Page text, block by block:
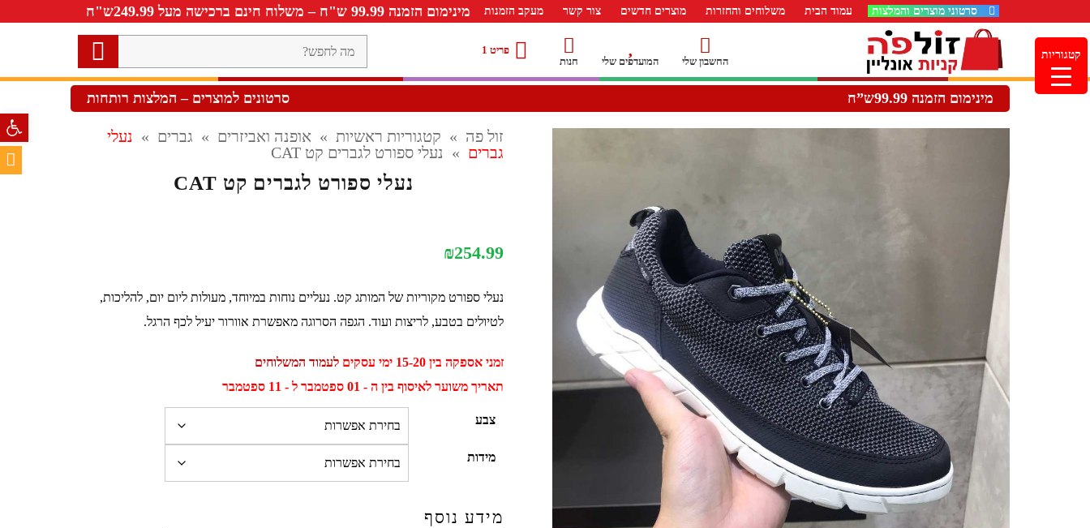
סרטוני מוצרים והמלצות עמוד הבית משלוחים והחזרות מוצרים חדשים צור קשר מעקב הזמנות מינימום הזמנה 99.99 ש"ח – משלוח חינם ברכישה מעל 249.99ש"ח
החשבון שלי המועדפים שלי חנות
פריט 1
לחפש?
מינימום הזמנה 99.99ש”ח סרטונים למוצרים – המלצות רותחות
זול פה » קטגוריות ראשיות » אופנה ואביזרים » גברים » נעלי
גברים » נעלי ספורט לגברים קט CAT
נעלי ספורט לגברים קט CAT
₪254.99
נעלי ספורט מקוריות של המותג קט. נעליים נוחות במיוחד, מעולות ליום יום, להליכות,
לטיולים בטבע, לריצות ועוד. הגפה הסרוגה מאפשרת אוורור יעיל לכף הרגל.
זמני אספקה בין 15-20 ימי עסקים
לעמוד המשלוחים
תאריך משוער לאיסוף בין ה - 01 ספטמבר ל - 11 ספטמבר
צבע
מידות
מידע נוסף
קטגוריות
פתח